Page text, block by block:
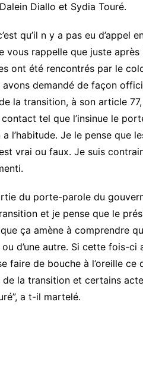
Diallo et Sydia Touré.
qu’il n y a pas eu d’appel
vous rappelle que juste
ont été rencontrés par le
demandé de façon
la transition, à son article
tel que l’insinue le
l’habitude. Je le pense que
vrai ou faux. Je suis
du porte-parole du
et je pense que le
ça amène à comprendre
d’une autre. Si cette fois-
faire de bouche à l’oreille ce
la transition et certains
a t-il martelé.